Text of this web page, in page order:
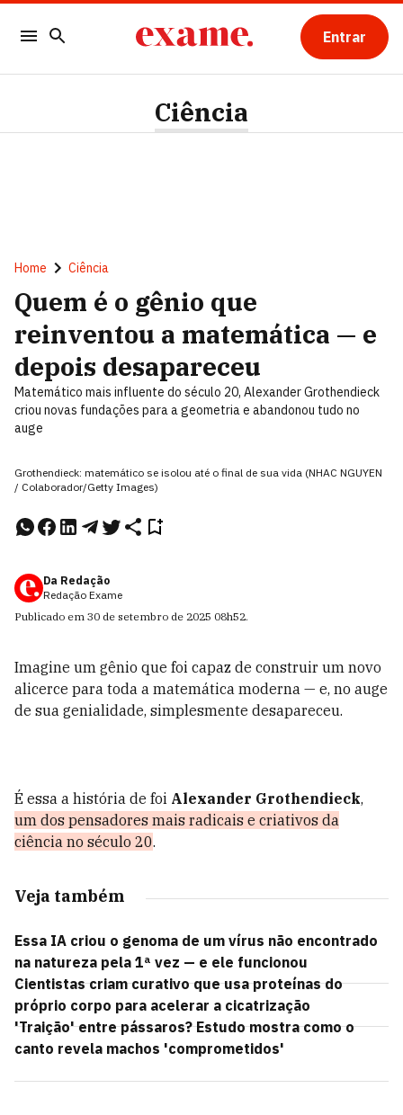
Entrar
Ciência
Home Ciência
Quem é o gênio que
reinventou a matemática — e
depois desapareceu
Matemático mais influente do século 20, Alexander Grothendieck
criou novas fundações para a geometria e abandonou tudo no
auge
Grothendieck: matemático se isolou até o final de sua vida (NHAC NGUYEN
/ Colaborador/Getty Images)
Da Redação
Redação Exame
Publicado em 30 de setembro de 2025 08h52.
Imagine um gênio que foi capaz de construir um novo
alicerce para toda a matemática moderna — e, no auge
de sua genialidade, simplesmente desapareceu.
É essa a história de foi Alexander Grothendieck,
um dos pensadores mais radicais e criativos da
ciência no século 20.
Veja também
Essa IA criou o genoma de um vírus não encontrado
na natureza pela 1ª vez — e ele funcionou
Cientistas criam curativo que usa proteínas do
próprio corpo para acelerar a cicatrização
'Traição' entre pássaros? Estudo mostra como o
canto revela machos 'comprometidos'